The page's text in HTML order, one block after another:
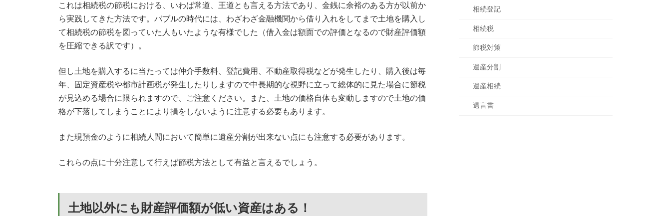
これは相続税の節税における、いわば常道、王道とも言える方法であり、金銭に余裕のある方が以前か
ら実践してきた方法です。バブルの時代には、わざわざ金融機関から借り入れをしてまで土地を購入し
て相続税の節税を図っていた人もいたような有様でした（借入金は額面での評価となるので財産評価額
を圧縮できる訳です）。
但し土地を購入するに当たっては仲介手数料、登記費用、不動産取得税などが発生したり、購入後は毎
年、固定資産税や都市計画税が発生したりしますので中長期的な視野に立って総体的に見た場合に節税
が見込める場合に限られますので、ご注意ください。また、土地の価格自体も変動しますので土地の価
格が下落してしまうことにより損をしないように注意する必要もあります。
また現預金のように相続人間において簡単に遺産分割が出来ない点にも注意する必要があります。
これらの点に十分注意して行えば節税方法として有益と言えるでしょう。
土地以外にも財産評価額が低い資産はある！
相続登記
相続税
節税対策
遺産分割
遺産相続
遺言書